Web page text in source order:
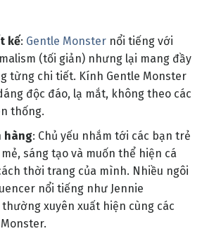
kế: Gentle Monsternổi tiếng với
(tối giản) nhưng lại mang đầy
từng chi tiết. Kính Gentle Monster
độc đáo, lạ mắt, không theo các
thống.
hàng: Chủ yếu nhắm tới các bạn trẻ
sáng tạo và muốn thể hiện cá
thời trang của mình. Nhiều ngôi
nổi tiếng như Jennie
xuyên xuất hiện cùng các